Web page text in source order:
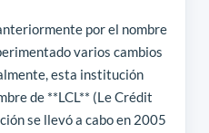
por el nombre
varios cambios
esta institución
de **LCL** (Le Crédit
se llevó a cabo en 2005